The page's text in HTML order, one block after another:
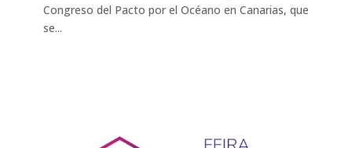
Congreso del Pacto por el Océano en Canarias, que
se...